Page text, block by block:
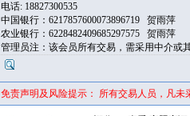
电话: 18827300535
中国银行：6217857600073896719 贺雨萍
农业银行：6228482409685297575 贺雨萍
管理员注：该会员所有交易，需采用中介或
免责声明及风险提示： 所有交易人员，凡